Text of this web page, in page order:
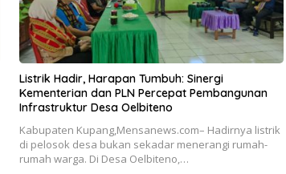
Listrik Hadir, Harapan Tumbuh: Sinergi
Kementerian dan PLN Percepat Pembangunan
Infrastruktur Desa Oelbiteno
Kabupaten Kupang,Mensanews.com– Hadirnya listrik
di pelosok desa bukan sekadar menerangi rumah-
rumah warga. Di Desa Oelbiteno,…